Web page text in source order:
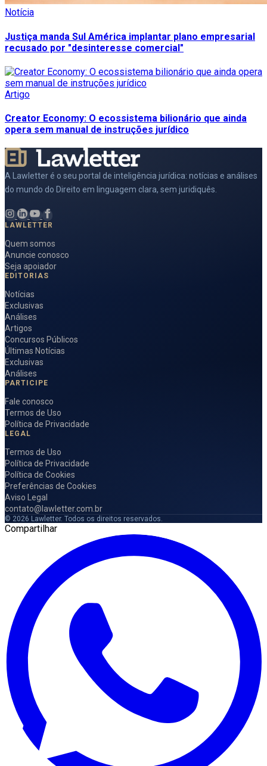
Notícia
Justiça manda Sul América implantar plano empresarial
recusado por "desinteresse comercial"
Artigo
Creator Economy: O ecossistema bilionário que ainda
opera sem manual de instruções jurídico
A Lawletter é o seu portal de inteligência jurídica: notícias e análises
do mundo do Direito em linguagem clara, sem juridiquês.
LAWLETTER
Quem somos
Anuncie conosco
Seja apoiador
EDITORIAS
Notícias
Exclusivas
Análises
Artigos
Concursos Públicos
Últimas Notícias
Exclusivas
Análises
PARTICIPE
Fale conosco
Termos de Uso
Política de Privacidade
LEGAL
Termos de Uso
Política de Privacidade
Política de Cookies
Preferências de Cookies
Aviso Legal
contato@lawletter.com.br
© 2026 Lawletter. Todos os direitos reservados.
Compartilhar